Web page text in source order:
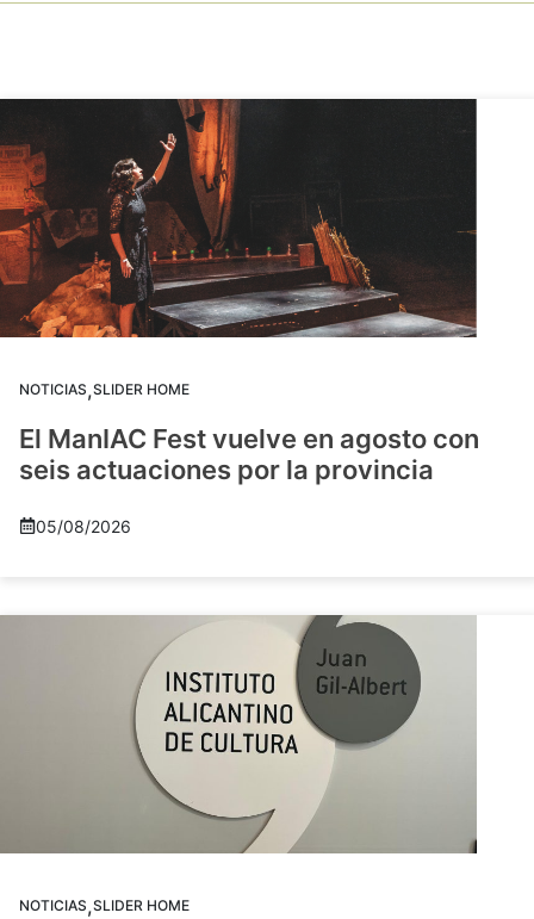
NOTICIAS,SLIDER HOME
El ManIAC Fest vuelve en agosto con
seis actuaciones por la provincia
05/08/2026
NOTICIAS,SLIDER HOME